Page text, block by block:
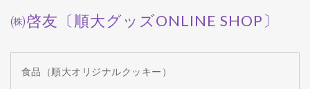
㈱啓友〔順大グッズONLINE SHOP〕
食品（順大オリジナルクッキー）